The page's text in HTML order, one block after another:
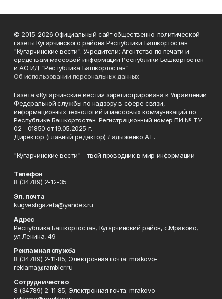
© 2015-2026 Официальный сайт общественно-политической
газеты Кугарчинского района Республики Башкортостан
"Кугарчинские вести". Учредители: Агентство по печати и
средствам массовой информации Республики Башкортостан
и АО ИД "Республика Башкортостан"
Об использовании персональных данных
Газета «Кугарчинские вести» зарегистрирована в Управлении
Федеральной службы по надзору в сфере связи,
информационных технологий и массовых коммуникаций по
Республике Башкортостан. Регистрационный номер ПИ № ТУ
02 - 01850 от 19.05.2025 г.
Директор (главный редактор) Ладыженко А.Г.
"Кугарчинские вести" - твой проводник в мир информации
Телефон
8 (34789) 2-12-35
Эл. почта
kugvestigazeta@yandex.ru
Адрес
Республика Башкортостан, Кугарчинский район, с.Мраково,
ул.Ленина, 49
Рекламная служба
8 (34789) 2-11-85; Электронная почта: mrakovo-
reklama@rambler.ru
Сотрудничество
8 (34789) 2-11-85; Электронная почта: mrakovo-